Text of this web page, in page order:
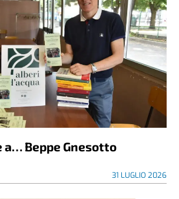
a… Beppe Gnesotto
31 LUGLIO 2026